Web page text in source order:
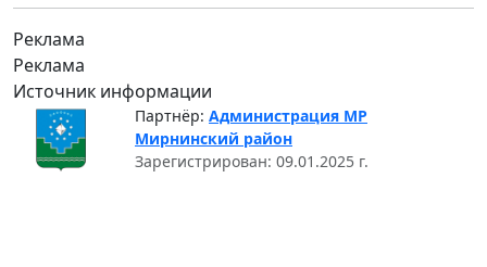
Реклама
Реклама
Источник информации
Партнёр: Администрация МР
Мирнинский район
Зарегистрирован: 09.01.2025 г.